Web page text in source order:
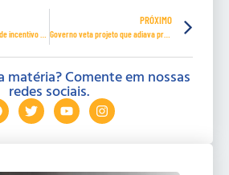
PRÓXIMO
Governo veta projeto que adiava prazo de entrega da declaração do IR
matéria? Comente em nossas
redes sociais.